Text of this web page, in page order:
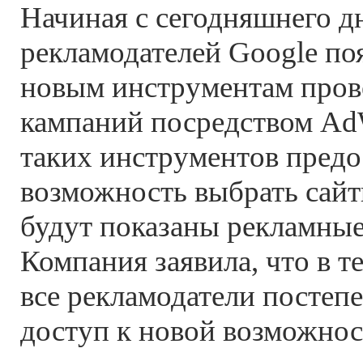
Начиная с сегодняшнего
рекламодателей Google
новым инструментам
кампаний посредством
таких инструментов
возможность выбрать
будут показаны
Компания заявила, что в
все рекламодатели
доступ к новой